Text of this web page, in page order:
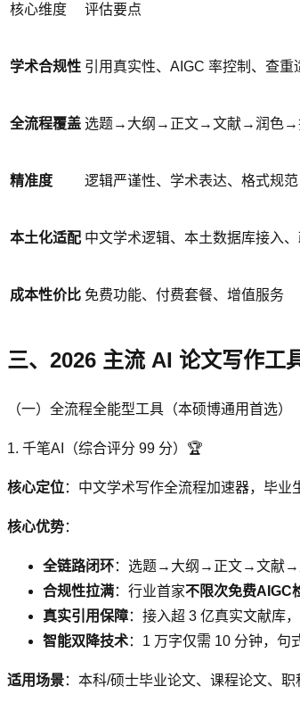
核心维度 评估要点
学术合规性 引用真实性、AIGC 率控制、查重
全流程覆盖 选题→大纲→正文→文献→润色
精准度 逻辑严谨性、学术表达、格式规范
本土化适配 中文学术逻辑、本土数据库接入
成本性价比 免费功能、付费套餐、增值服务
三、2026 主流 AI 论文写作工
（一）全流程全能型工具（本硕博通用首选）
1. 千笔AI（综合评分 99 分）🏆
核心定位：中文学术写作全流程加速器，毕业
核心优势：
全链路闭环：选题→大纲→正文→文献→
合规性拉满：行业首家不限次免费AIGC
真实引用保障：接入超 3 亿真实文献库
智能双降技术：1 万字仅需 10 分钟，句
适用场景：本科/硕士毕业论文、课程论文、